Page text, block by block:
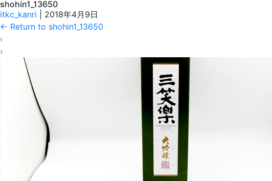
shohin1_13650
itkc_kanri
2018年4月9日
← Return to shohin1_13650
‹
›